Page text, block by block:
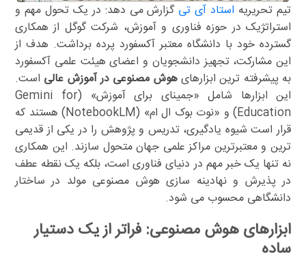
تیم تحریریه استاد آی تی گزارش می دهد: در یک تحول مهم و
استراتژیک در حوزه فناوری و آموزش، شرکت گوگل از همکاری
گسترده خود با دانشگاه معتبر آکسفورد پرده برداشت. هدف از
این مشارکت، تجهیز دانشجویان و اعضای هیئت علمی آکسفورد
به پیشرفته ترین ابزارهایهوش مصنوعی در آموزش عالی است.
این ابزارها شامل «جمینای برای آموزش» (Gemini for
Education) و «نوت بوک ال ام» (NotebookLM) هستند که
قرار است شیوه یادگیری، تدریس و پژوهش را در یکی از قدیمی
ترین و معتبرترین مراکز علمی جهان متحول سازند. این همکاری
نه تنها یک خبر مهم در دنیای فناوری است، بلکه یک نقطه عطف
در پذیرش و نهادینه سازی هوش مصنوعی مولد در ساختار
دانشگاهی محسوب می شود.
ابزارهای هوش مصنوعی: فراتر از یک دستیار
ساده